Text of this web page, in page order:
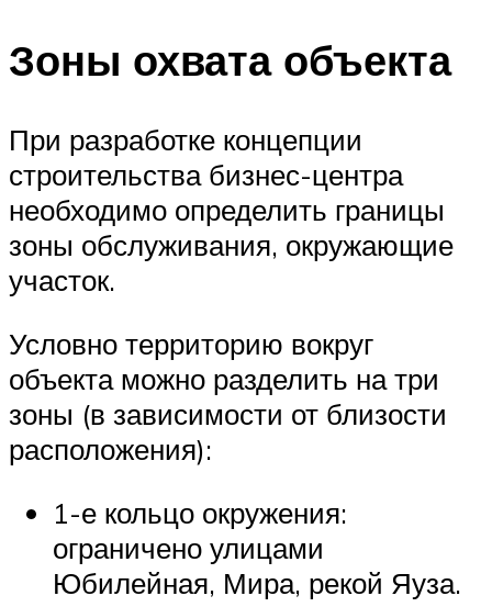
Зоны охвата объекта
При разработке концепции
строительства бизнес-центра
необходимо определить границы
зоны обслуживания, окружающие
участок.
Условно территорию вокруг
объекта можно разделить на три
зоны (в зависимости от близости
расположения):
1-е кольцо окружения:
ограничено улицами
Юбилейная, Мира, рекой Яуза.